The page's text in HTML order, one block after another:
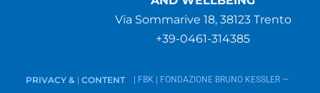
Via Sommarive 18, 38123 Trento
+39-0461-314385
PRIVACY &
|CONTENT
| FBK | FONDAZIONE BRUNO KESSLER —